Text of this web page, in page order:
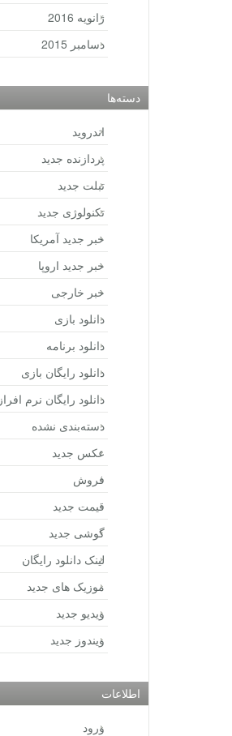
ژانویه 2016
دسامبر 2015
دسته‌ها
اندروید
پردازنده جدید
تبلت جدید
تکنولوژی جدید
خبر جدید آمریکا
خبر جدید اروپا
خبر خارجی
دانلود بازی
دانلود برنامه
دانلود رایگان بازی
دانلود رایگان نرم افراز
دسته‌بندی نشده
عکس جدید
فروش
قیمت جدید
گوشی جدید
لینک دانلود رایگان
موزیک های جدید
ویدیو جدید
ویندوز جدید
اطلاعات
ورود